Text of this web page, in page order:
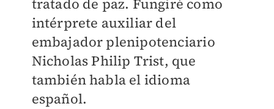
tratado de paz. Fungiré como
intérprete auxiliar del
embajador plenipotenciario
Nicholas Philip Trist, que
también habla el idioma
español.